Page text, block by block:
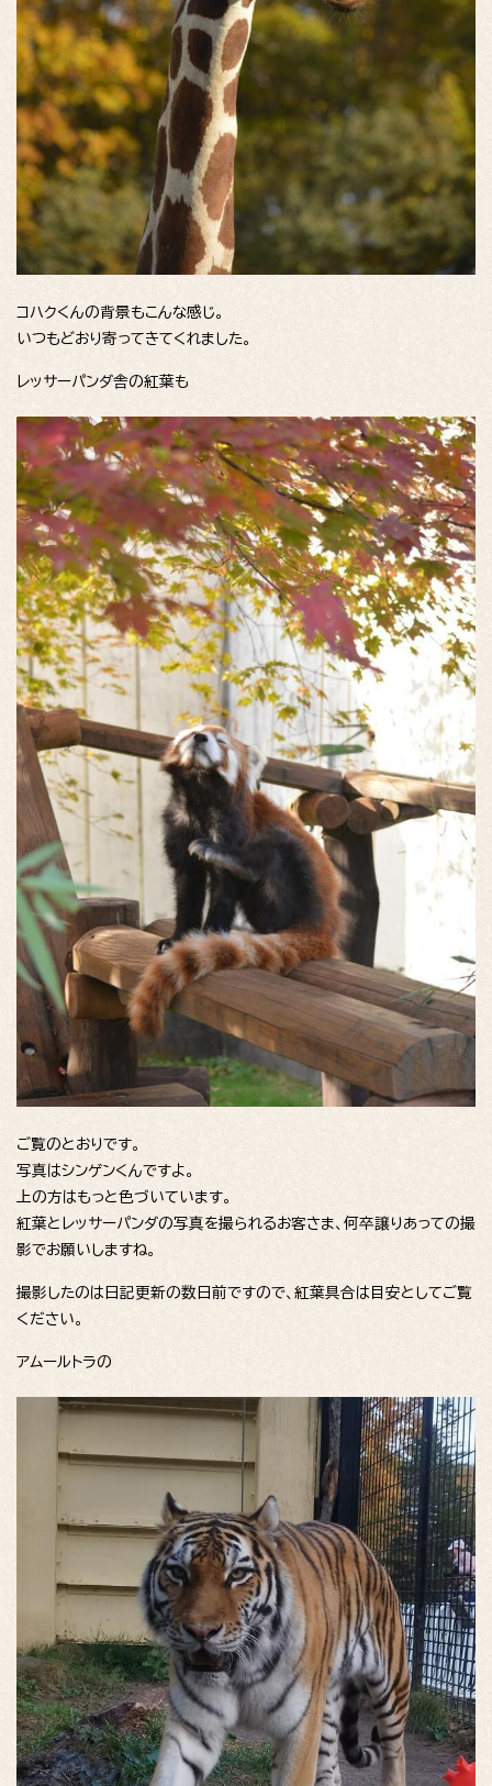
コハクくんの背景もこんな感じ。
いつもどおり寄ってきてくれました。
レッサーパンダ舎の紅葉も
ご覧のとおりです。
写真はシンゲンくんですよ。
上の方はもっと色づいています。
紅葉とレッサーパンダの写真を撮られるお客さま、何卒譲りあっての撮
影でお願いしますね。
撮影したのは日記更新の数日前ですので、紅葉具合は目安としてご覧
ください。
アムールトラの